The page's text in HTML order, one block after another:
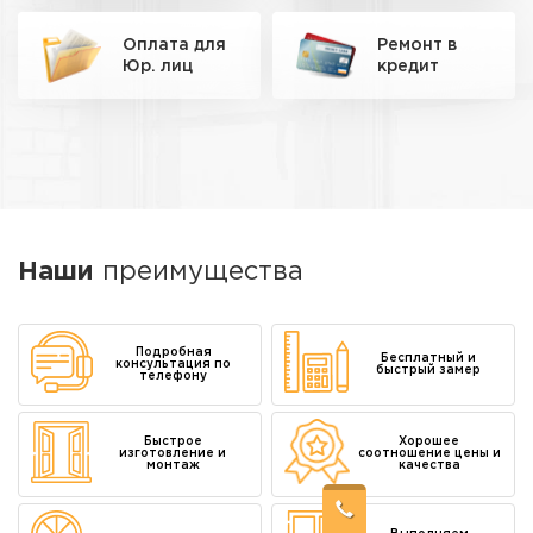
отделки: панели,
кварцвинил, МДФ и
декоративная плитка.
вывоза мусора. Вам не
нужно искать и
координировать разных
мастеров.
08
Соблюдаем сроки четко по
договору и графику работ.
Опоздание хотя бы на день
— платим неустойку
деньгами.
Оплата для
Юр. лиц
Ремонт в
кредит
Наши преимущества
Подробная
консультация по
телефону
Бесплатный и
быстрый замер
Быстрое
изготовление и
монтаж
Хорошее
соотношение цены и
качества